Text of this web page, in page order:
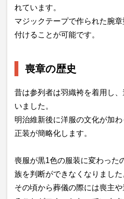
れています。
マジックテープで作られた腕
付けることが可能です。
喪章の歴史
昔は参列者は羽織袴を着用し
いました。
明治維新後に洋服の文化が加
正装が簡略化します。
喪服が黒1色の服装に変わった
族を判断ができなくなりました
その頃から葬儀の際には喪主